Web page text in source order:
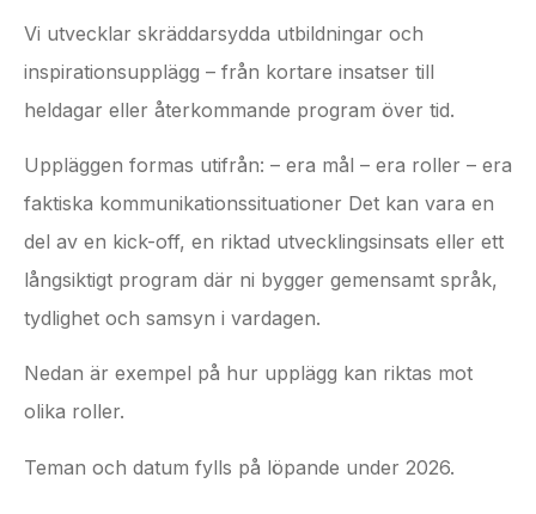
Vi utvecklar skräddarsydda utbildningar och
inspirationsupplägg – från kortare insatser till
heldagar eller återkommande program över tid.
Uppläggen formas utifrån: – era mål – era roller – era
faktiska kommunikationssituationer Det kan vara en
del av en kick-off, en riktad utvecklingsinsats eller ett
långsiktigt program där ni bygger gemensamt språk,
tydlighet och samsyn i vardagen.
Nedan är exempel på hur upplägg kan riktas mot
olika roller.
Teman och datum fylls på löpande under 2026.